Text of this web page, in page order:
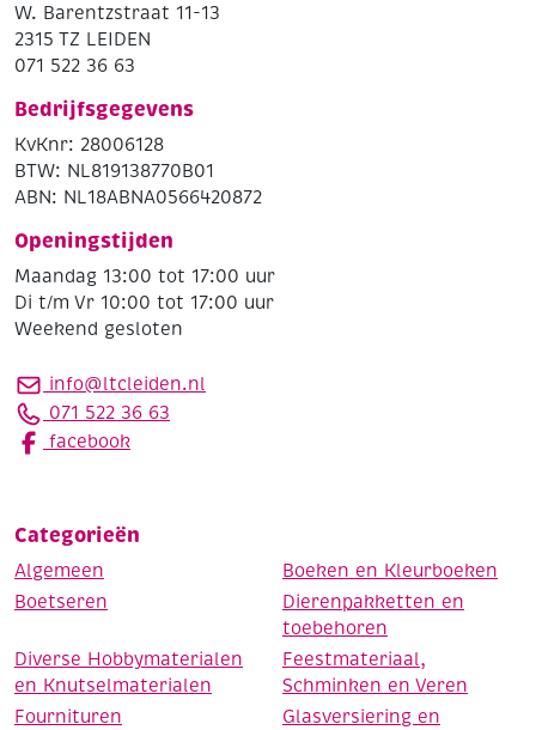
W. Barentzstraat 11-13
2315 TZ LEIDEN
071 522 36 63
Bedrijfsgegevens
KvKnr: 28006128
BTW: NL819138770B01
ABN: NL18ABNA0566420872
Openingstijden
Maandag 13:00 tot 17:00 uur
Di t/m Vr 10:00 tot 17:00 uur
Weekend gesloten
info@ltcleiden.nl
071 522 36 63
facebook
Categorieën
Algemeen
Boeken en Kleurboeken
Boetseren
Dierenpakketten en
toebehoren
Diverse Hobbymaterialen
en Knutselmaterialen
Feestmateriaal,
Schminken en Veren
Fournituren
Glasversiering en